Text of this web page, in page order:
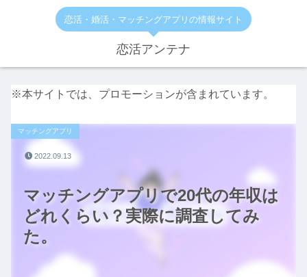
恋活・婚活・マッチングアプリの情報サイト
恋活アンテナ
※本サイトでは、プロモーションが含まれています。
マッチングアプリで20代の年収は
どれくらい？実際に調査してみ
た。
マッチングアプリ
2022.09.13